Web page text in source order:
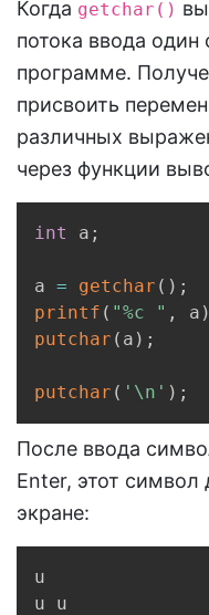
Когда getchar()
потока ввода
программе.
присвоить
различных
через функции
int a ;
a = getchar ( ) ;
printf ( "%c " , a )
putchar ( a ) ;
putchar ( '\n' ) ;
После ввода
Enter, этот символ
экране:
u
u u